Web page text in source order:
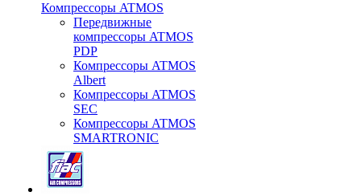
Компрессоры ATMOS
Передвижные
компрессоры ATMOS
PDP
Компрессоры ATMOS
Albert
Компрессоры ATMOS
SEC
Компрессоры ATMOS
SMARTRONIC